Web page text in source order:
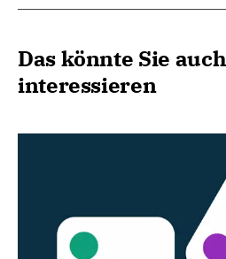
Das könnte Sie
interessieren